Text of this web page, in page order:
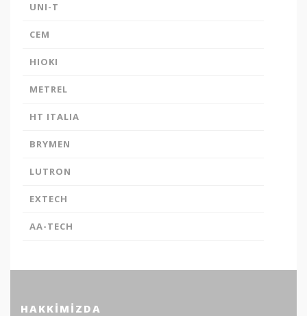
UNI-T
CEM
HIOKI
METREL
HT ITALIA
BRYMEN
LUTRON
EXTECH
AA-TECH
HAKKIMIZDA